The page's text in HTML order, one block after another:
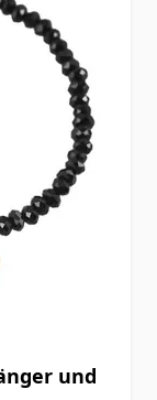
und